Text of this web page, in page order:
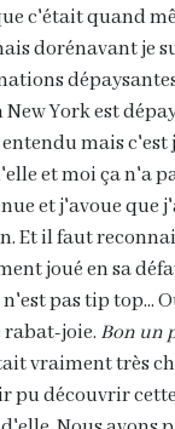
c'était quand
dorénavant je
York est
mais c'est
et moi ça n'a
et j'avoue que
Et il faut
joué en sa
pas tip top...
rabat-joie.Bon un
vraiment très
pu découvrir